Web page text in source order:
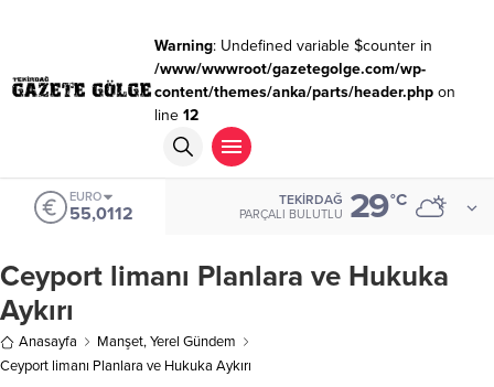
Warning: Undefined variable $counter in
/www/wwwroot/gazetegolge.com/wp-
content/themes/anka/parts/header.phpon
line 12
ALTIN
6.519,97
TEKIRDAĞ
PARÇALI BULUTLU 29°C
Ceyport limanı Planlara ve Hukuka
Aykırı
Anasayfa Manşet,Yerel Gündem
Ceyport limanı Planlara ve Hukuka Aykırı